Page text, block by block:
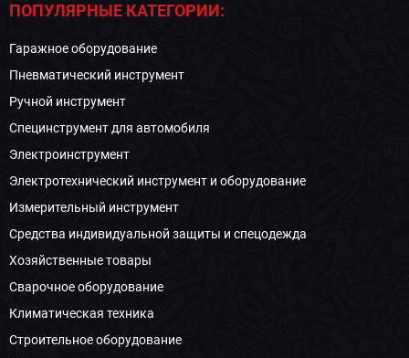
ПОПУЛЯРНЫЕ КАТЕГОРИИ:
Гаражное оборудование
Пневматический инструмент
Ручной инструмент
Специнструмент для автомобиля
Электроинструмент
Электротехнический инструмент и оборудование
Измерительный инструмент
Средства индивидуальной защиты и спецодежда
Хозяйственные товары
Сварочное оборудование
Климатическая техника
Строительное оборудование